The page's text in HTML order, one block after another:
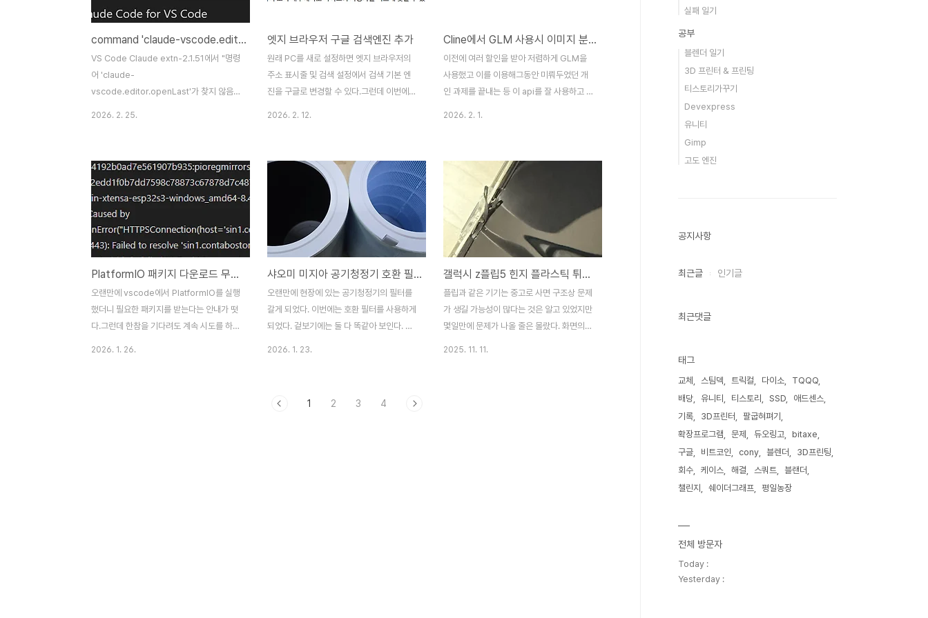
command 'claude-vscode.editor.openLast' not found 문제 해결
VS Code Claude extn-2.1.51에서 "명령
어 'claude-
vscode.editor.openLast'가 찾지 않음"
드 코드 확장이 동작하지 않는 문제가 있었
다. 오류 문구를 그대로 검색하니 이전 버전
에서도 비슷한 문제를 가진 사람들이 있었나
보다. 증상은 평소대로 클로드 코드 아이콘을
클릭하면 새 탭에서 클로드 화면이 나와야하
는데 에러 메세지가 우측 하단에 뜨고 동작하
지 않는다. 레딧에서의 해결책은 다운그레이
드 하고 시도하는것이었다.확장 탭에서 설치
한 클로드 코드 for vs code 로..
2026. 2. 25.
엣지 브라우저 구글 검색엔진 추가
원래 PC를 새로 설정하면 엣지 브라우저의
주소 표시줄 및 검색 설정에서 검색 기본 엔
진을 구글로 변경할 수 있다.그런데 이번에는
신 %s이(가) 있는 URL 에는 아래 링크를 입
다.https://www.google.com/search?
q=%s 추가 후 점 3개를 클릭하고 기본값으
로 설정을 선택한다. 검색 엔진 추가에 적용
해야 주소 표시줄 및 검색에 뜬다.이게 무슨
버그인지 아니면 마소에서 반강제를 시킨건
지는 모르겠다. 이제 주소 표시줄에 단어를
검색하면 구글에서 검색이 된다.
2026. 2. 12.
Cline에서 GLM 사용시 이미지 분석을 못하는 문제 해결
이전에 여러 할인을 받아 저렴하게 GLM을
사용했고 이를 이용해그동안 미뤄두었던 개
인 과제를 끝내는 등 이 api를 잘 사용하고 있
거나준 클로드급 성능을 매우 저렴한 값에 사
용 가능한 ai라는 이야duplicat.kr GLM
vscode에서 사용하기가성비 클로드?
GLM 1년치 26달러로 구독최근 유튜브에서
GLM 을 추천하는 영상들이 많이 보인다.뭐
클로드 맥스를 프로로 바꾸고 이걸로 부족한
걸 채우는게 가능하다거나준 클로드급 성능
을 매우duplicat.kr Vscode에서 Cline 확
장으로 GLM7을 사용중 문제를 발견했다...
2026. 2. 1.
PlatformIO 패키지 다운로드 무한로딩 해결
오랜만에 vscode에서 PlatformIO를 실행
했더니 필요한 패키지를 받는다는 안내가 떳
다.그런데 한참을 기다려도 계속 시도를 하다
2026. 1. 26.
샤오미 미지아 공기청정기 호환 필터 높이 낮음 해결
오랜만에 현장에 있는 공기청정기의 필터를
갈게 되었다. 이번에는 호환 필터를 사용하게
되었다. 겉보기에는 둘 다 똑같아 보인다. 그
2~3mm정도 낮았다. 필터의 대상 모델이 다
2026. 1. 23.
갤럭시 z플립5 힌지 플라스틱 튀어나옴 해결
플립과 같은 기기는 중고로 사면 구조상 문제
가 생길 가능성이 많다는 것은 알고 있었지만
몇일만에 문제가 나올 줄은 몰랐다. 화면의
2025. 11. 11.
1 2 3 4
실패 일기
공부
블렌더 일기
3D 프린터 & 프린팅
티스토리가꾸기
Devexpress
유니티
Gimp
고도 엔진
공지사항
최근글 인기글
최근댓글
태그
교체 스팀덱 트릭컬 다이소
TQQQ
배당
유니티 티스토리 SSD
애드센스
기록
3D프린터
팔굽혀펴기
확장프로그램
문제 듀오링고
bitaxe
구글
비트코인 cony 블렌더
3D프린팅
회수
케이스 해결 스쿼트
블랜더
챌린지
쉐이더그래프 평일농장
전체 방문자
Today :
Yesterday :